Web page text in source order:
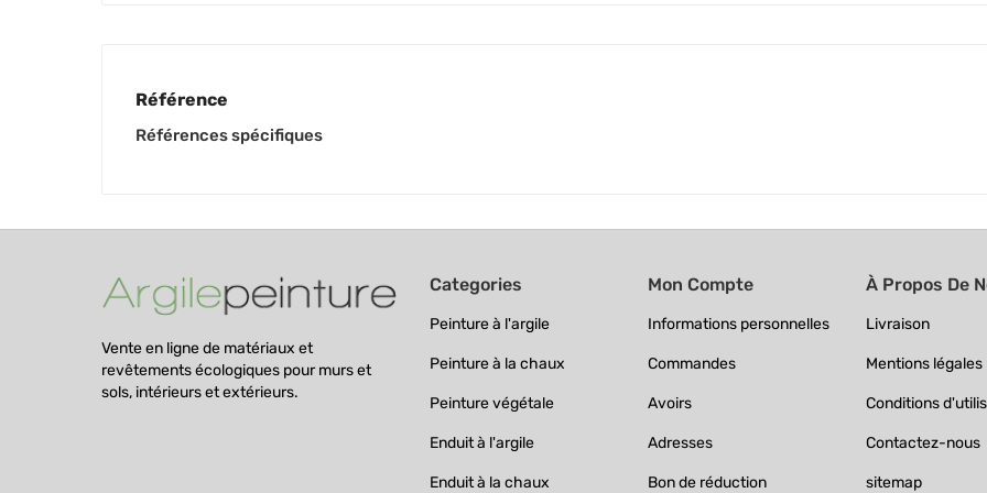
Référence
Références spécifiques
Vente en ligne de matériaux et
revêtements écologiques pour murs et
sols, intérieurs et extérieurs.
Categories
Peinture à l'argile
Peinture à la chaux
Peinture végétale
Enduit à l'argile
Enduit à la chaux
Mon Compte
Informations personnelles
Commandes
Avoirs
Adresses
Bon de réduction
À Propos De
Livraison
Mentions légales
Conditions
Contactez-nous
sitemap